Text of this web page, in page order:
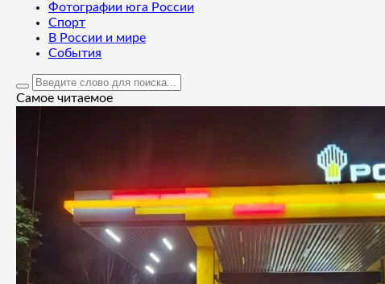
Фотографии юга России
Спорт
В России и мире
События
Самое читаемое